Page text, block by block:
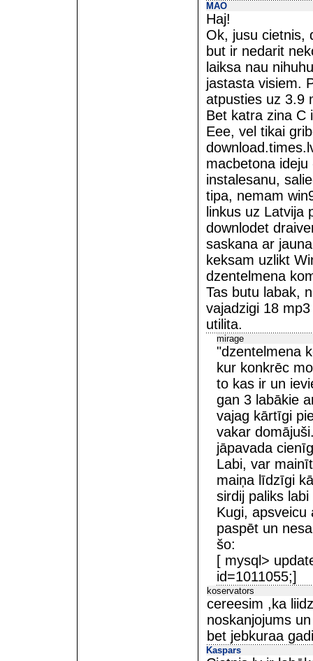
MAO
Haj!
Ok, jusu cietnis,
but ir nedarit
laiksa nau
jastasta visiem.
atpusties uz 3.9
Bet katra zina C
Eee, vel tikai
macbetona
instalesanu,
tipa, nemam
linkus uz Latvija
downlodet
saskana ar
keksam uzlikt
dzentelmena
Tas butu labak,
vajadzigi 18
utilita.
mirage
"dzentelmena
kur konkrēc
to kas ir un
gan 3 labākie
vajag kārtīgi
vakar
jāpavada
Labi, var
maiņa līdzīgi
sirdij paliks
Kugi,
paspēt un
šo:
[ mysql>
id=1011055;]
koservators
cereesim ,ka
noskanjojums
bet jebkuraa
Kaspars